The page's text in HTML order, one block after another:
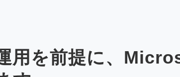
用を前提に、